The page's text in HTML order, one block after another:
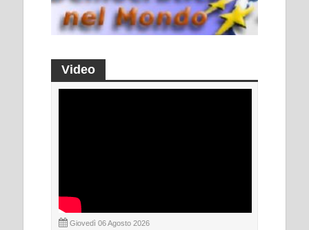
Video
Giovedì 06 Agosto 2026